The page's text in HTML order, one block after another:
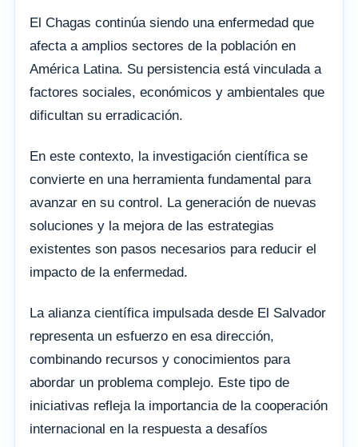
El Chagas continúa siendo una enfermedad que
afecta a amplios sectores de la población en
América Latina. Su persistencia está vinculada a
factores sociales, económicos y ambientales que
dificultan su erradicación.
En este contexto, la investigación científica se
convierte en una herramienta fundamental para
avanzar en su control. La generación de nuevas
soluciones y la mejora de las estrategias
existentes son pasos necesarios para reducir el
impacto de la enfermedad.
La alianza científica impulsada desde El Salvador
representa un esfuerzo en esa dirección,
combinando recursos y conocimientos para
abordar un problema complejo. Este tipo de
iniciativas refleja la importancia de la cooperación
internacional en la respuesta a desafíos